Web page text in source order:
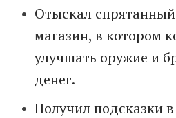
Отыскал
магазин, в котором
улучшать оружие и
денег.
Получил подсказки